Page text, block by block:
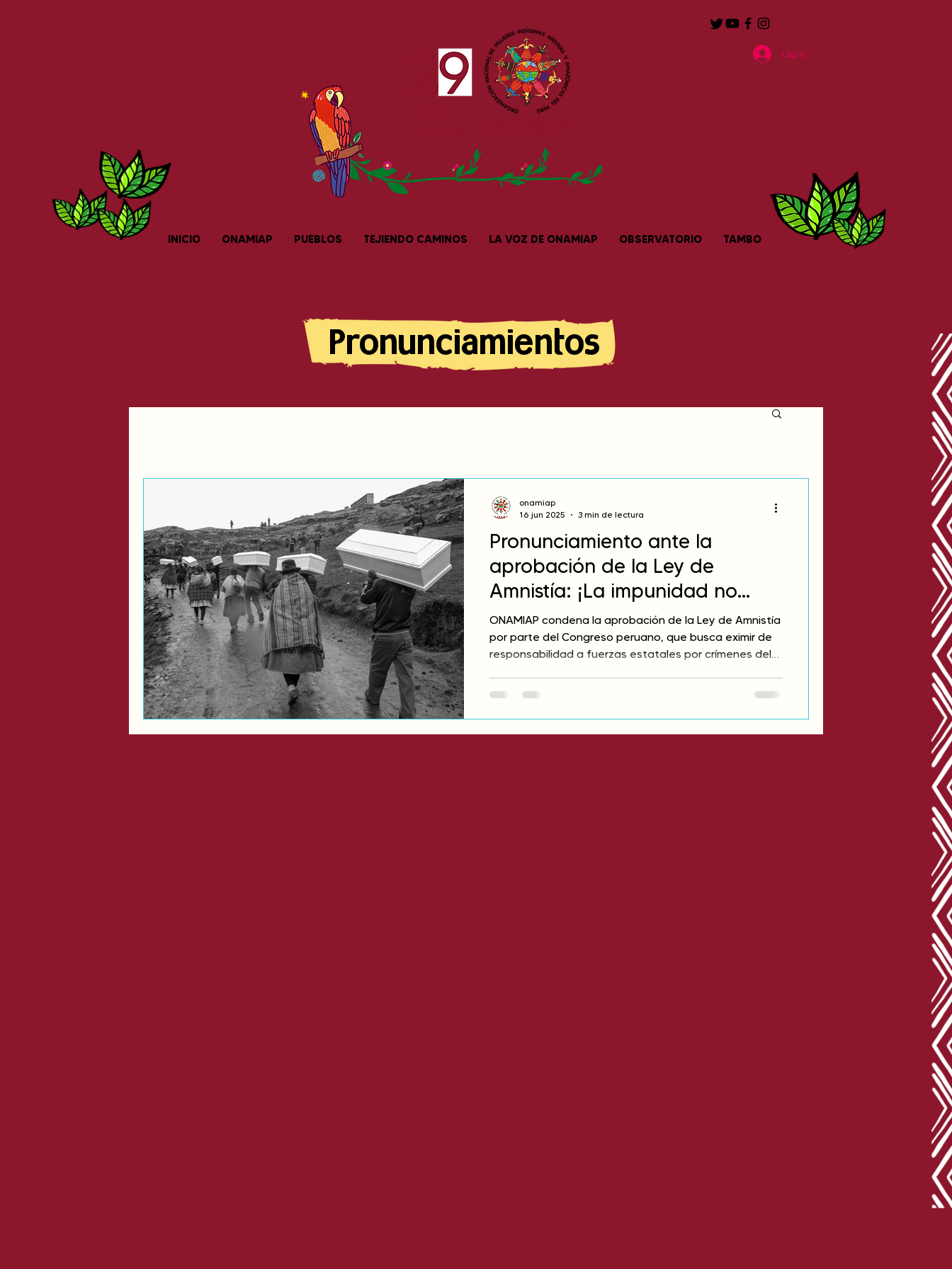
INICIO ONAMIAP PUEBLOS TEJIENDO CAMINOS LA VOZ DE ONAMIAP OBSERVATORIO TAMBO
Log In
Pronunciamientos
Pronunciamiento ante la
aprobación de la Ley de
Amnistía: ¡La impunidad no
pasará!
ONAMIAP condena la aprobación de la Ley de Amnistía
por parte del Congreso peruano, que busca eximir de
responsabilidad a fuerzas estatales por crímenes del
memoria, la justicia y los derechos de los pueblos
retroceso en la lucha contra la impunidad. Exigimos su
derogación inmediata.
onamiap
16 jun 2025
3 min de lectura